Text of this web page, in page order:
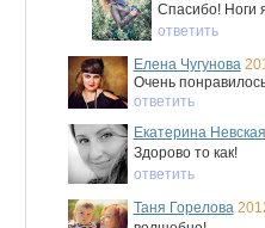
Спасибо! Ноги
ответить
Елена Чугунова
Очень
ответить
Екатерина Невская
Здорово то как!
ответить
Таня Горелова